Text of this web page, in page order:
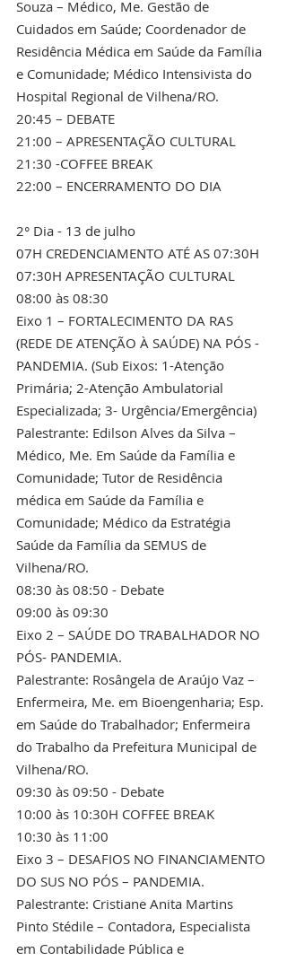
Souza – Médico, Me. Gestão de
Cuidados em Saúde; Coordenador de
Residência Médica em Saúde da Família
e Comunidade; Médico Intensivista do
Hospital Regional de Vilhena/RO.
20:45 – DEBATE
21:00 – APRESENTAÇÃO CULTURAL
21:30 -COFFEE BREAK
22:00 – ENCERRAMENTO DO DIA
2° Dia - 13 de julho
07H CREDENCIAMENTO ATÉ AS 07:30H
07:30H APRESENTAÇÃO CULTURAL
08:00 às 08:30
Eixo 1 – FORTALECIMENTO DA RAS
(REDE DE ATENÇÃO À SAÚDE) NA PÓS -
PANDEMIA. (Sub Eixos: 1-Atenção
Primária; 2-Atenção Ambulatorial
Especializada; 3- Urgência/Emergência)
Palestrante: Edilson Alves da Silva –
Médico, Me. Em Saúde da Família e
Comunidade; Tutor de Residência
médica em Saúde da Família e
Comunidade; Médico da Estratégia
Saúde da Família da SEMUS de
Vilhena/RO.
08:30 às 08:50 - Debate
09:00 às 09:30
Eixo 2 – SAÚDE DO TRABALHADOR NO
PÓS- PANDEMIA.
Palestrante: Rosângela de Araújo Vaz –
Enfermeira, Me. em Bioengenharia; Esp.
em Saúde do Trabalhador; Enfermeira
do Trabalho da Prefeitura Municipal de
Vilhena/RO.
09:30 às 09:50 - Debate
10:00 às 10:30H COFFEE BREAK
10:30 às 11:00
Eixo 3 – DESAFIOS NO FINANCIAMENTO
DO SUS NO PÓS – PANDEMIA.
Palestrante: Cristiane Anita Martins
Pinto Stédile – Contadora, Especialista
em Contabilidade Pública e